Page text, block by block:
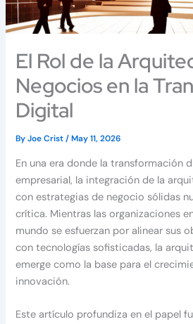
El Rol de la
Negocios en la
Digital
ByJoe Crist/May 11, 2026
En una era donde la transformación
empresarial, la integración de la
con estrategias de negocio sólidas
crítica. Mientras las organizaciones
mundo se esfuerzan por alinear sus
con tecnologías sofisticadas, la
emerge como la base para el
innovación.
Este artículo profundiza en el papel